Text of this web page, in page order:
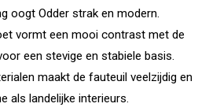
oogt Odder strak en modern.
vormt een mooi contrast met de
een stevige en stabiele basis.
maakt de fauteuil veelzijdig en
als landelijke interieurs.